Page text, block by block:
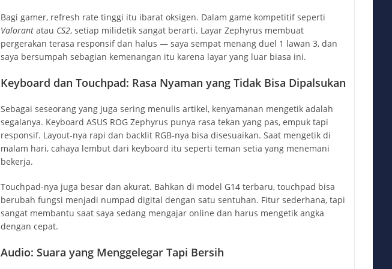
Bagi gamer, refresh rate tinggi itu ibarat oksigen. Dalam game kompetitif seperti
Valorantatau CS2, setiap milidetik sangat berarti. Layar Zephyrus membuat
pergerakan terasa responsif dan halus — saya sempat menang duel 1 lawan 3, dan
saya bersumpah sebagian kemenangan itu karena layar yang luar biasa ini.
Keyboard dan Touchpad: Rasa Nyaman yang Tidak Bisa Dipalsukan
Sebagai seseorang yang juga sering menulis artikel, kenyamanan mengetik adalah
segalanya. Keyboard ASUS ROG Zephyrus punya rasa tekan yang pas, empuk tapi
responsif. Layout-nya rapi dan backlit RGB-nya bisa disesuaikan. Saat mengetik di
malam hari, cahaya lembut dari keyboard itu seperti teman setia yang menemani
bekerja.
Touchpad-nya juga besar dan akurat. Bahkan di model G14 terbaru, touchpad bisa
berubah fungsi menjadi numpad digital dengan satu sentuhan. Fitur sederhana, tapi
sangat membantu saat saya sedang mengajar online dan harus mengetik angka
dengan cepat.
Audio: Suara yang Menggelegar Tapi Bersih